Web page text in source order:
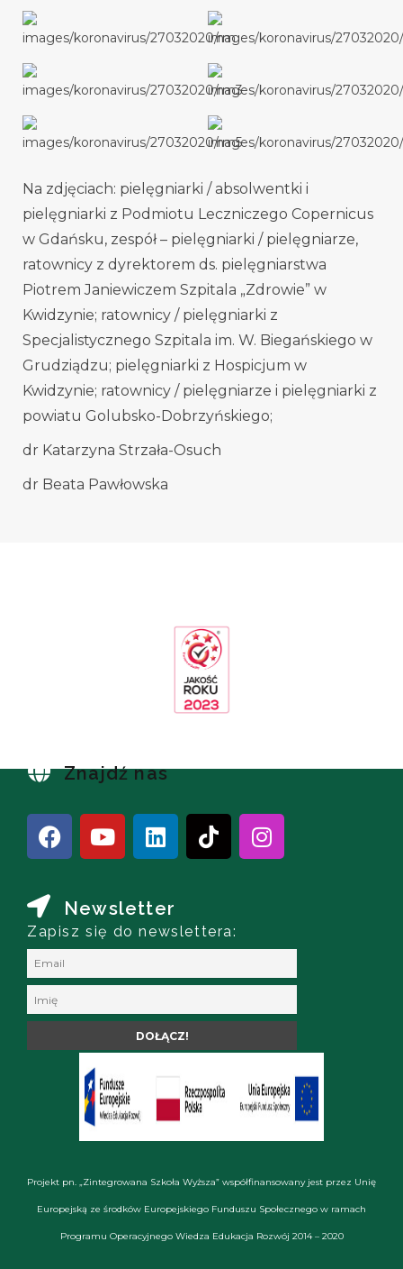
Na zdjęciach: pielęgniarki / absolwentki i
pielęgniarki z Podmiotu Leczniczego Copernicus
w Gdańsku, zespół – pielęgniarki / pielęgniarze,
ratownicy z dyrektorem ds. pielęgniarstwa
Piotrem Janiewiczem Szpitala „Zdrowie” w
Kwidzynie; ratownicy / pielęgniarki z
Specjalistycznego Szpitala im. W. Biegańskiego w
Grudziądzu; pielęgniarki z Hospicjum w
Kwidzynie; ratownicy / pielęgniarze i pielęgniarki z
powiatu Golubsko-Dobrzyńskiego;
dr Katarzyna Strzała-Osuch
dr Beata Pawłowska
Znajdź nas
Newsletter
Zapisz się do newslettera:
Projekt pn. „Zintegrowana Szkoła Wyższa” współfinansowany jest przez Unię
Europejską ze środków Europejskiego Funduszu Społecznego w ramach
Programu Operacyjnego Wiedza Edukacja Rozwój 2014 – 2020